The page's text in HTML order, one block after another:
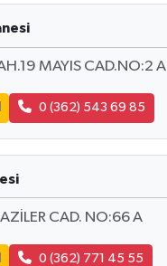
MAYIS CAD.NO:2 A
0 (362) 543 69 85
CAD. NO:66 A
0 (362) 771 45 55